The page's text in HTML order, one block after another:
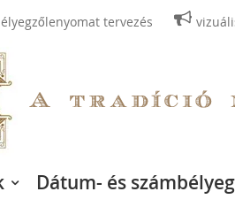
tervezés
Dátum- és